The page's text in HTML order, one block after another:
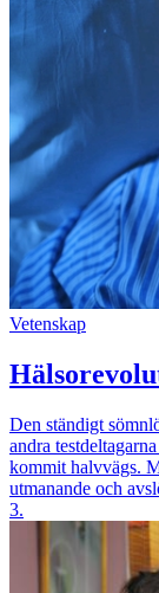
Vetenskap
Den ständigt
andra
kommit halvvägs.
utmanande och
3.